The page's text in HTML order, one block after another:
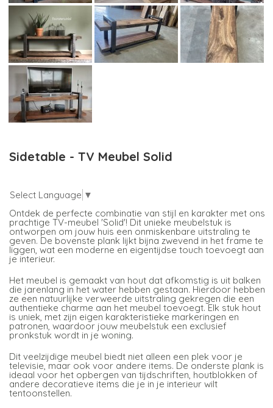
Sidetable - TV Meubel Solid
Select Language ▼
Ontdek de perfecte combinatie van stijl en karakter met ons
prachtige TV-meubel 'Solid'! Dit unieke meubelstuk is
ontworpen om jouw huis een onmiskenbare uitstraling te
geven. De bovenste plank lijkt bijna zwevend in het frame te
liggen, wat een moderne en eigentijdse touch toevoegt aan
je interieur.
Het meubel is gemaakt van hout dat afkomstig is uit balken
die jarenlang in het water hebben gestaan. Hierdoor hebben
ze een natuurlijke verweerde uitstraling gekregen die een
authentieke charme aan het meubel toevoegt. Elk stuk hout
is uniek, met zijn eigen karakteristieke markeringen en
patronen, waardoor jouw meubelstuk een exclusief
pronkstuk wordt in je woning.
Dit veelzijdige meubel biedt niet alleen een plek voor je
televisie, maar ook voor andere items. De onderste plank is
ideaal voor het opbergen van tijdschriften, houtblokken of
andere decoratieve items die je in je interieur wilt
tentoonstellen.